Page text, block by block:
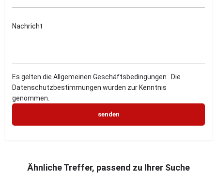
Es gelten die Allgemeinen Geschäftsbedingungen . Die
Datenschutzbestimmungen wurden zur Kenntnis
genommen.
Ähnliche Treffer, passend zu Ihrer Suche